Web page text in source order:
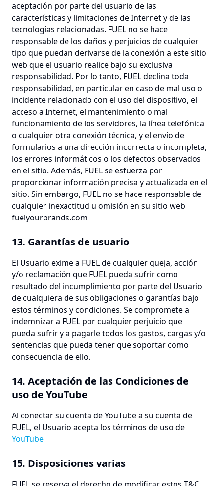
aceptación por parte del usuario de las
características y limitaciones de Internet y de las
tecnologías relacionadas. FUEL no se hace
responsable de los daños y perjuicios de cualquier
tipo que puedan derivarse de la conexión a este sitio
web que el usuario realice bajo su exclusiva
responsabilidad. Por lo tanto, FUEL declina toda
responsabilidad, en particular en caso de mal uso o
incidente relacionado con el uso del dispositivo, el
acceso a Internet, el mantenimiento o mal
funcionamiento de los servidores, la línea telefónica
o cualquier otra conexión técnica, y el envío de
formularios a una dirección incorrecta o incompleta,
los errores informáticos o los defectos observados
en el sitio. Además, FUEL se esfuerza por
proporcionar información precisa y actualizada en el
sitio. Sin embargo, FUEL no se hace responsable de
cualquier inexactitud u omisión en su sitio web
fuelyourbrands.com
13. Garantías de usuario
El Usuario exime a FUEL de cualquier queja, acción
y/o reclamación que FUEL pueda sufrir como
resultado del incumplimiento por parte del Usuario
de cualquiera de sus obligaciones o garantías bajo
estos términos y condiciones. Se compromete a
indemnizar a FUEL por cualquier perjuicio que
pueda sufrir y a pagarle todos los gastos, cargas y/o
sentencias que pueda tener que soportar como
consecuencia de ello.
14. Aceptación de las Condiciones de
uso de YouTube
Al conectar su cuenta de YouTube a su cuenta de
FUEL, el Usuario acepta los términos de uso de
YouTube
15. Disposiciones varias